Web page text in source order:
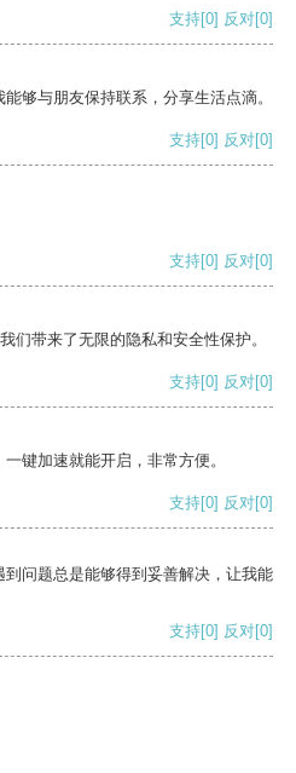
支持[0] 反对[0]
够与朋友保持联系，分享生活点滴。
支持[0] 反对[0]
支持[0] 反对[0]
们带来了无限的隐私和安全性保护。
支持[0] 反对[0]
键加速就能开启，非常方便。
支持[0] 反对[0]
问题总是能够得到妥善解决，让我能
支持[0] 反对[0]